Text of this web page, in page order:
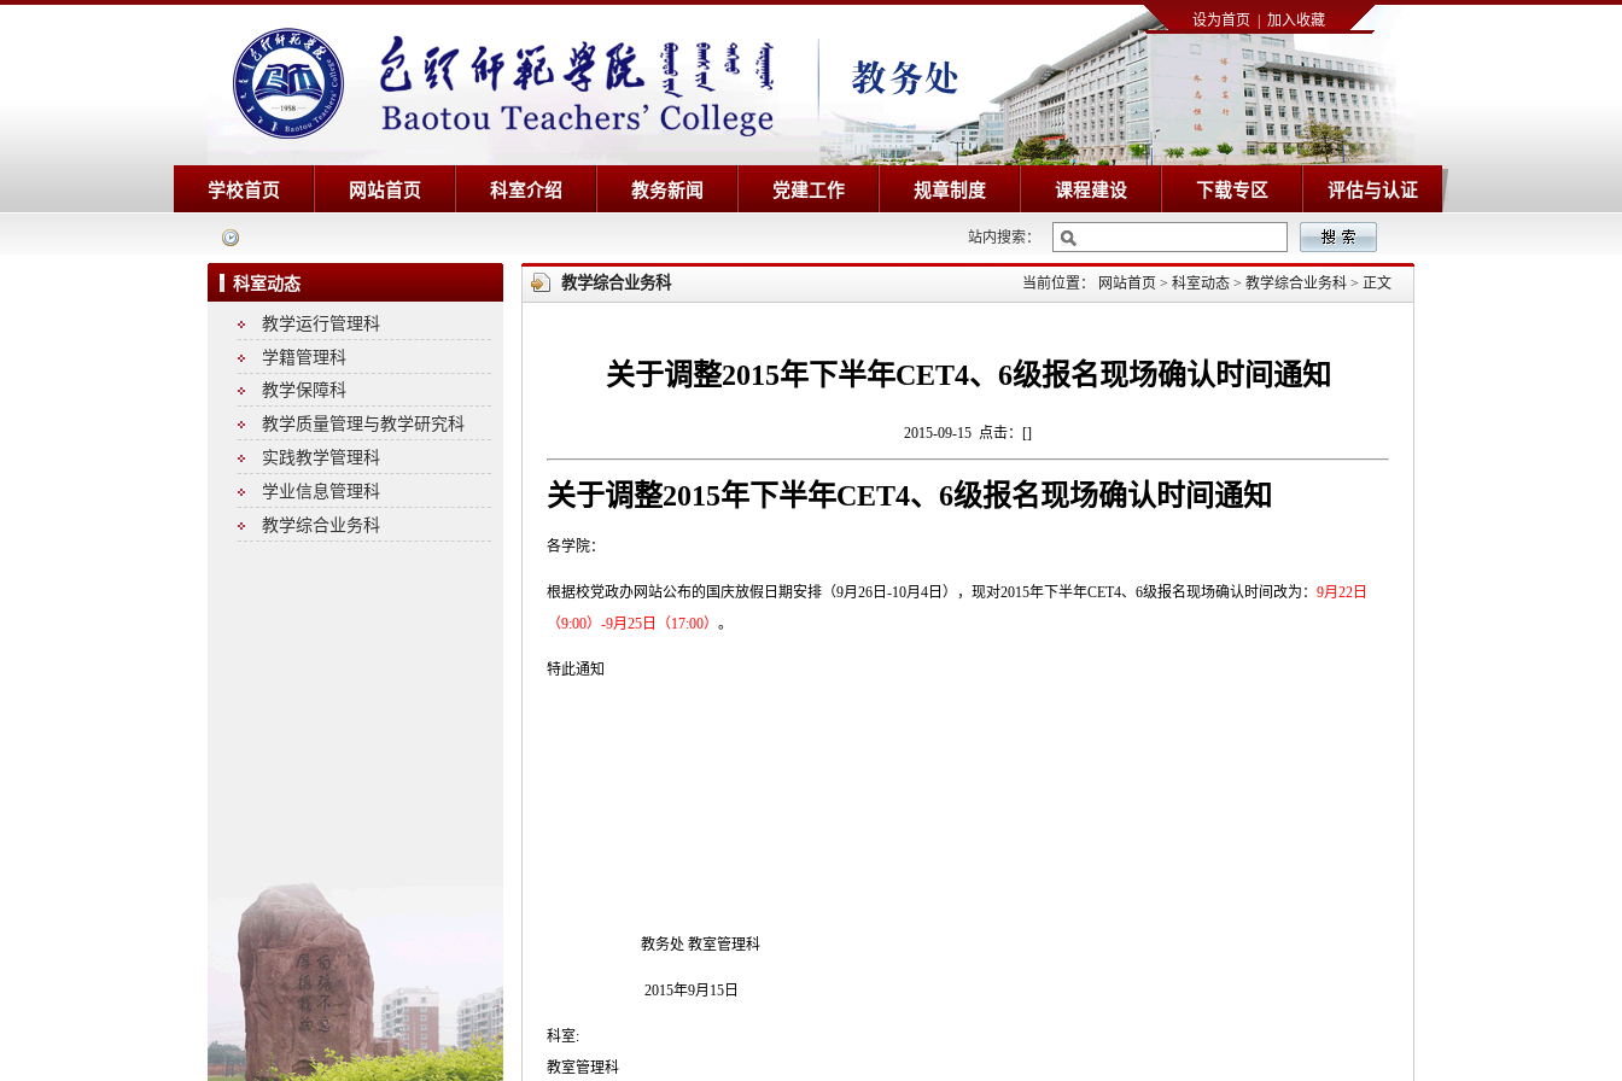
设为首页 加入收藏
学校首页 网站首页 科室介绍 教务新闻 党建工作 规章制度 课程建设 下载专区 评估与认证
站内搜索：
科室动态
教学运行管理科
学籍管理科
教学保障科
教学质量管理与教学研究科
实践教学管理科
学业信息管理科
教学综合业务科
教学综合业务科 当前位置： 网站首页 > 科室动态 > 教学综合业务科 > 正文
关于调整2015年下半年CET4、6级报名现场确认时间通知
2015-09-15 点击：[]
关于调整2015年下半年CET4、6级报名现场确认时间通知
各学院：
根据校党政办网站公布的国庆放假日期安排（9月26日-10月4日），现对2015年下半年CET4、6级报名现场确认时间改为： 9月22日
（9:00）-9月25日（17:00） 。
特此通知
教务处 教室管理科
2015年9月15日
科室:
教室管理科